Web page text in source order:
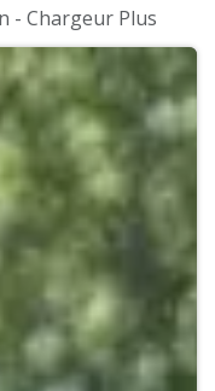
- Chargeur Plus